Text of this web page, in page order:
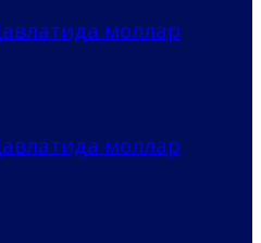
моллар
моллар